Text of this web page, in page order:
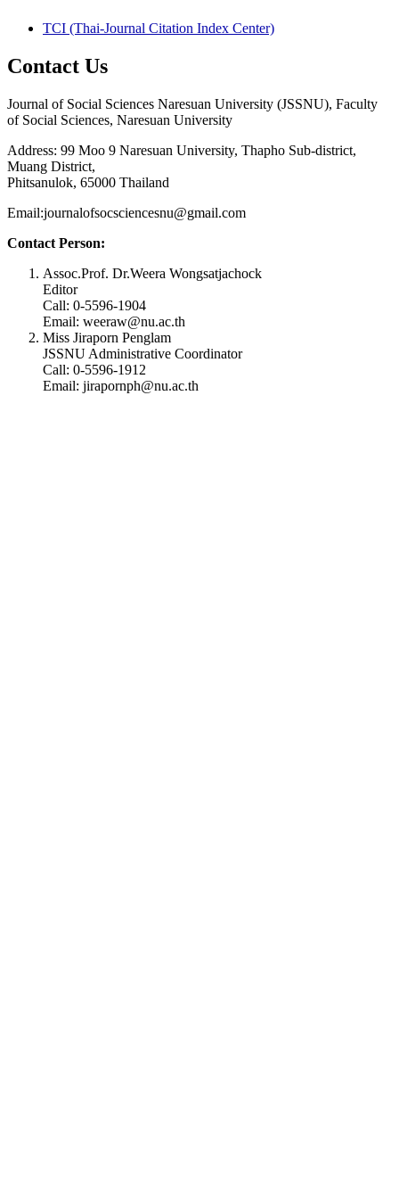
TCI (Thai-Journal Citation Index Center)
Contact Us
Journal of Social Sciences Naresuan University (JSSNU), Faculty
of Social Sciences, Naresuan University
Address: 99 Moo 9 Naresuan University, Thapho Sub-district,
Muang District,
Phitsanulok, 65000 Thailand
Email:journalofsocsciencesnu@gmail.com
Contact Person:
Assoc.Prof. Dr.Weera Wongsatjachock
Editor
Call: 0-5596-1904
Email: weeraw@nu.ac.th
Miss Jiraporn Penglam
JSSNU Administrative Coordinator
Call: 0-5596-1912
Email: jirapornph@nu.ac.th